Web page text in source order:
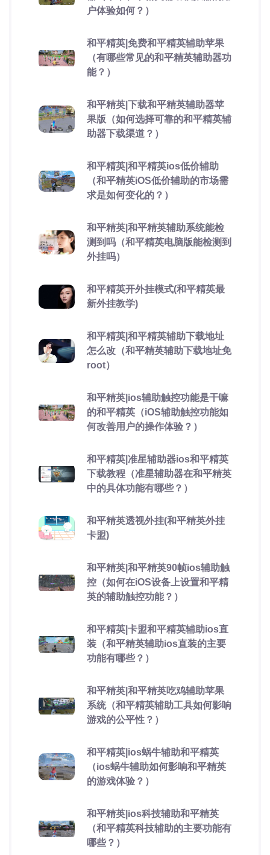
户体验如何？）
和平精英|免费和平精英辅助苹果
（有哪些常见的和平精英辅助器功
能？）
和平精英|下载和平精英辅助器苹
果版（如何选择可靠的和平精英辅
助器下载渠道？）
和平精英|和平精英ios低价辅助
（和平精英iOS低价辅助的市场需
求是如何变化的？）
和平精英|和平精英辅助系统能检
测到吗（和平精英电脑版能检测到
外挂吗）
和平精英开外挂模式(和平精英最
新外挂教学)
和平精英|和平精英辅助下载地址
怎么改（和平精英辅助下载地址免
root）
和平精英|ios辅助触控功能是干嘛
的和平精英（iOS辅助触控功能如
何改善用户的操作体验？）
和平精英|准星辅助器ios和平精英
下载教程（准星辅助器在和平精英
中的具体功能有哪些？）
和平精英透视外挂(和平精英外挂
卡盟)
和平精英|和平精英90帧ios辅助触
控（如何在iOS设备上设置和平精
英的辅助触控功能？）
和平精英|卡盟和平精英辅助ios直
装（和平精英辅助ios直装的主要
功能有哪些？）
和平精英|和平精英吃鸡辅助苹果
系统（和平精英辅助工具如何影响
游戏的公平性？）
和平精英|ios蜗牛辅助和平精英
（ios蜗牛辅助如何影响和平精英
的游戏体验？）
和平精英|ios科技辅助和平精英
（和平精英科技辅助的主要功能有
哪些？）